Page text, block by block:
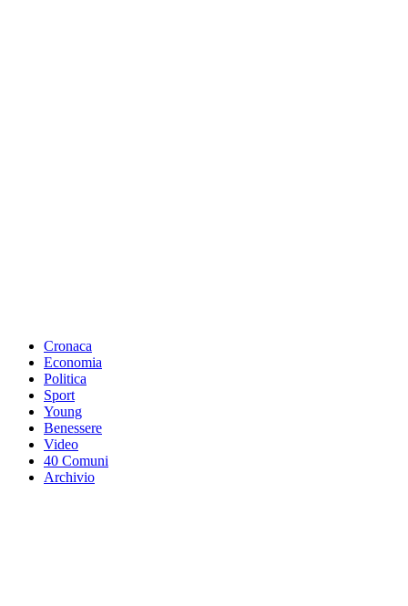
Cronaca
Economia
Politica
Sport
Young
Benessere
Video
40 Comuni
Archivio